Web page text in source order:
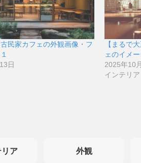
民家カフェの外観画像・フ
日
【まるで
ェのイメ
2025年10
インテリア
ア 外観